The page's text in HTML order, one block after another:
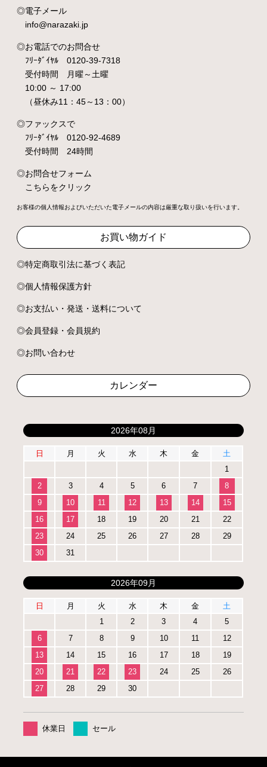
電子メール
info@narazaki.jp
お電話でのお問合せ
ﾌﾘｰﾀﾞｲﾔﾙ 0120-39-7318
受付時間 月曜～土曜
10:00 ～ 17:00
（昼休み11：45～13：00）
ファックスで
ﾌﾘｰﾀﾞｲﾔﾙ 0120-92-4689
受付時間 24時間
お問合せフォーム
こちらをクリック
お客様の個人情報およびいただいた電子メールの内容は厳重な取り扱いを行います。
お買い物ガイド
特定商取引法に基づく表記
個人情報保護方針
お支払い・発送・送料について
会員登録・会員規約
お問い合わせ
カレンダー
2026年08月
日 月 火 水 木 金
土
1
2
3 4 5 6 7
8
9
10 11 12 13 14
15
16
17 18 19 20 21
22
23
24 25 26 27 28
29
30
31
2026年09月
日 月 火 水 木 金
土
1
2 3 4
5
6
7 8 9 10 11
12
13
14 15 16 17 18
19
20
21 22 23 24 25
26
27
28 29 30
休業日 セール